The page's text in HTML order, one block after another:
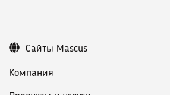
Компания
Сайты Mascus